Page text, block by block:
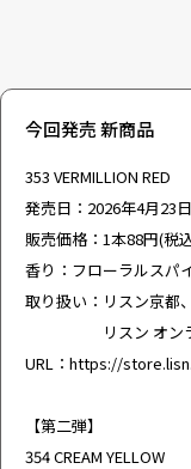
今回発売 新商品
353 VERMILLION RED
発売日：2026年4月23
販売価格：1本88円(税
香り：フローラルスパ
取り扱い：リスン京都
リスン オンライ
URL： https://
【第二弾】
354 CREAM YELLOW